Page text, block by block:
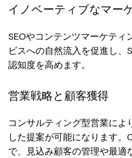
イノベーティブなマー
SEOやコンテンツマーケティ
ビスへの自然流入を促進し、
認知度を高めます。
営業戦略と顧客獲得
コンサルティング型営業によ
した提案が可能になります。
で、見込み顧客の管理や最適